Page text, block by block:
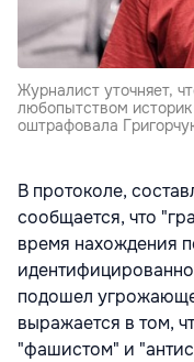
Журналист уточняет,
любопытством
оштрафовала
В протоколе,
сообщается, что
время нахождения
подошел угрожающе
выражается в том,
"фашистом" и